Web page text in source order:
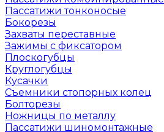
Пассатижи тонконосые
Бокорезы
Захваты переставные
Зажимы с фиксатором
Плоскогубцы
Круглогубцы
Кусачки
Съемники стопорных колец
Болторезы
Ножницы по металлу
Пассатижи шиномонтажные